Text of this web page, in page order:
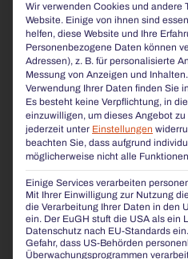
UNSER FIRMENGEBÄUDE
Geplant vom Schweizer
unsere Produktionsstätte die
Architektur.
Wir verwenden Cookies und andere
Website. Einige von ihnen sind
helfen, diese Website und Ihre
Personenbezogene Daten können
Adressen), z. B. für personalisierte
Messung von Anzeigen und Inhalten.
Verwendung Ihrer Daten finden Sie
Es besteht keine Verpflichtung, in
einzuwilligen, um dieses Angebot zu
jederzeit unter Einstellungen
beachten Sie, dass aufgrund
möglicherweise nicht alle
Einige Services verarbeiten
Mit Ihrer Einwilligung zur Nutzung
die Verarbeitung Ihrer Daten in den
ein. Der EuGH stuft die USA als ein
Datenschutz nach EU-Standards
Gefahr, dass US-Behörden
Überwachungsprogrammen